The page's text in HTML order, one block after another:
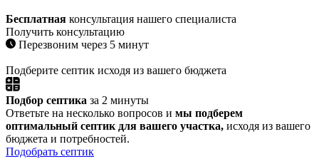
Бесплатная консультация нашего специалиста
Получить консультацию
Перезвоним через 5 минут
Подберите септик исходя из вашего бюджета
Подбор септика за 2 минуты
Ответьте на несколько вопросов и мы подберем
оптимальный септик для вашего участка, исходя из вашего
бюджета и потребностей.
Подобрать септик